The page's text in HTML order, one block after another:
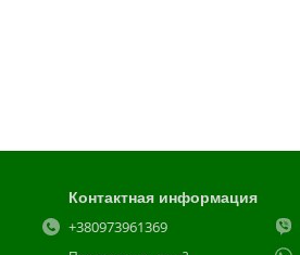
Контактная информация
+380973961369